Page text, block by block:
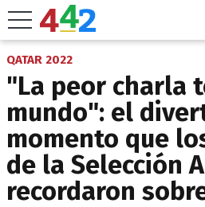
QATAR 2022
"La peor charla
mundo": el
momento que
de la Selección
recordaron